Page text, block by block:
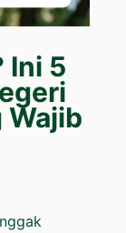
Ini 5
Wajib